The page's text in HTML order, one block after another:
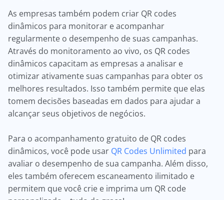
As empresas também podem criar QR codes
dinâmicos para monitorar e acompanhar
regularmente o desempenho de suas campanhas.
Através do monitoramento ao vivo, os QR codes
dinâmicos capacitam as empresas a analisar e
otimizar ativamente suas campanhas para obter os
melhores resultados. Isso também permite que elas
tomem decisões baseadas em dados para ajudar a
alcançar seus objetivos de negócios.
Para o acompanhamento gratuito de QR codes
dinâmicos, você pode usar QR Codes Unlimited para
avaliar o desempenho de sua campanha. Além disso,
eles também oferecem escaneamento ilimitado e
permitem que você crie e imprima um QR code